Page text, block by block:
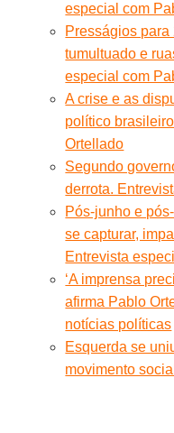
especial com
Presságios
tumultuado e
especial com
A crise e as
político
Ortellado
Segundo
derrota.
Pós-junho e
se capturar,
Entrevista
‘A imprensa
afirma Pablo
notícias políticas
Esquerda se
movimento